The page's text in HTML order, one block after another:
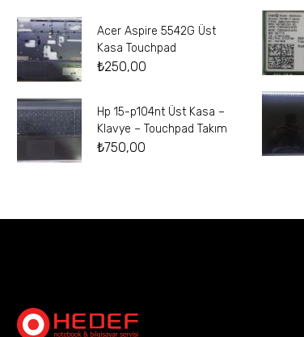
Acer Aspire 5542G Üst
Kasa Touchpad
₺250,00
Hp 15-p104nt Üst Kasa –
Klavye – Touchpad Takım
₺750,00